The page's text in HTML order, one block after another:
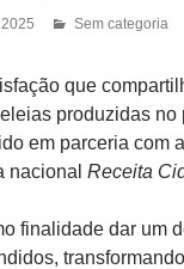
Sem categoria
que
produzidas no
em parceria com
nacional Receita
finalidade dar um